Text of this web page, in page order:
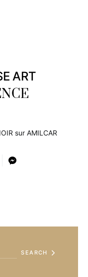
ART
sur AMILCAR
SEARCH